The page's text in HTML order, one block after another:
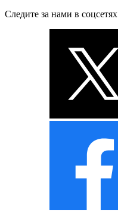
Следите за нами в соцсетях